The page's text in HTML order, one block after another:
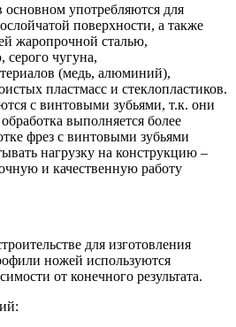
употребляются для
поверхности, а также
жаропрочной сталью,
серого чугуна,
(медь, алюминий),
пластмасс и стеклопластиков.
с винтовыми зубьями, т.к. они
выполняется более
фрез с винтовыми зубьями
нагрузку на конструкцию –
и качественную работу
для изготовления
ножей используются
от конечного результата.